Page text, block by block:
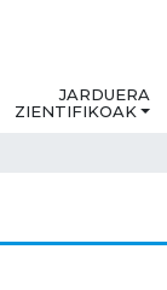
JARDUERA
ZIENTIFIKOAK